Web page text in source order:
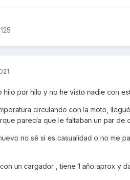
hilo por hilo y no he visto nadie con
circulando con la moto,
parecía que le faltaban un par de
no sé si es casualidad o no me
un cargador , tiene 1 año aprox y